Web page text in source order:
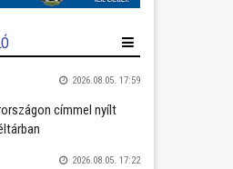
2026.08.05. 17:59
címmel nyílt
2026.08.05. 17:22